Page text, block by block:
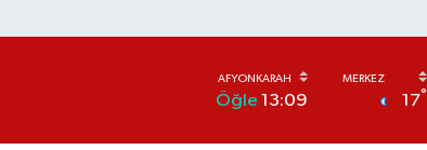
Öğle 13:09 17°